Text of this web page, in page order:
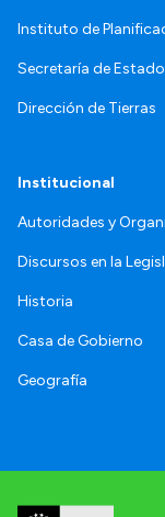
Instituto de
Secretaría de
Dirección de Tierras
Institucional
Autoridades y
Discursos en la
Historia
Casa de Gobierno
Geografía